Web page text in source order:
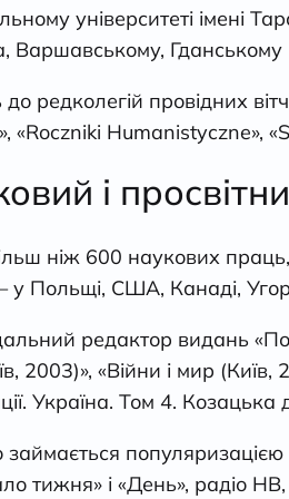
університеті імені
Варшавському, Гданському
редколегій провідних
«Roczniki Humanistyczne»,
і
ніж 600 наукових
Польщі, США, Канаді,
редактор видань
2003)», «Війни і мир
Україна. Том 4.
тижня» і «День», радіо НВ,